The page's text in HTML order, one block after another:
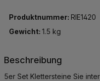
Produktnummer: RIE1420
Gewicht: 1.5 kg
Beschreibung
5er Set Klettersteine Sie